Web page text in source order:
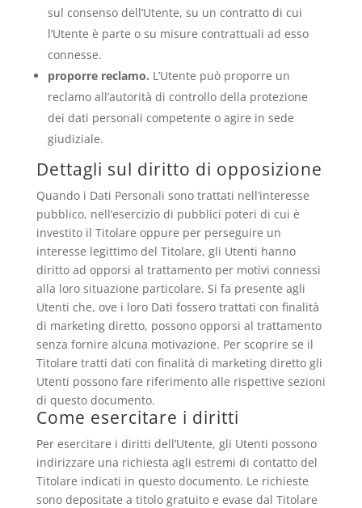
sul consenso dell’Utente, su un contratto di cui
l’Utente è parte o su misure contrattuali ad esso
connesse.
proporre reclamo. L’Utente può proporre un
reclamo all’autorità di controllo della protezione
dei dati personali competente o agire in sede
giudiziale.
Dettagli sul diritto di opposizione
Quando i Dati Personali sono trattati nell’interesse
pubblico, nell’esercizio di pubblici poteri di cui è
investito il Titolare oppure per perseguire un
interesse legittimo del Titolare, gli Utenti hanno
diritto ad opporsi al trattamento per motivi connessi
alla loro situazione particolare. Si fa presente agli
Utenti che, ove i loro Dati fossero trattati con finalità
di marketing diretto, possono opporsi al trattamento
senza fornire alcuna motivazione. Per scoprire se il
Titolare tratti dati con finalità di marketing diretto gli
Utenti possono fare riferimento alle rispettive sezioni
di questo documento.
Come esercitare i diritti
Per esercitare i diritti dell’Utente, gli Utenti possono
indirizzare una richiesta agli estremi di contatto del
Titolare indicati in questo documento. Le richieste
sono depositate a titolo gratuito e evase dal Titolare